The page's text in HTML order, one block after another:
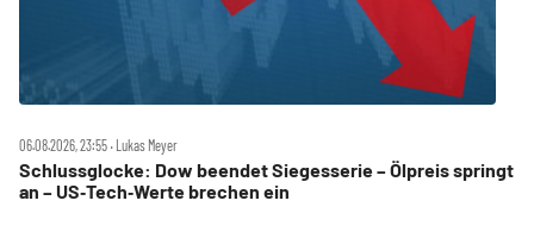
06.08.2026, 23:55 ‧ Lukas Meyer
Schlussglocke: Dow beendet Siegesserie – Ölpreis springt
an – US‑Tech‑Werte brechen ein